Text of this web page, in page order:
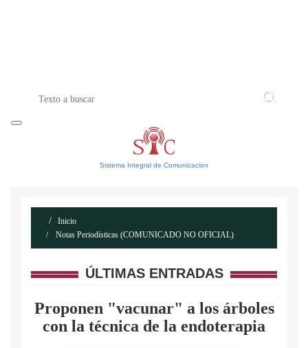
Sistema Integral de Comunicacion
Inicio
Notas Periodísticas (COMUNICADO NO OFICIAL)
ÚLTIMAS ENTRADAS
Proponen "vacunar" a los árboles
con la técnica de la endoterapia